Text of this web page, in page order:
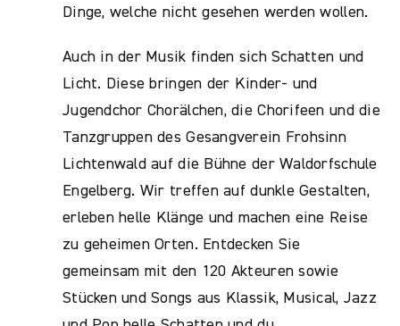
Dinge, welche nicht gesehen werden wollen.
Auch in der Musik finden sich Schatten und
Licht. Diese bringen der Kinder- und
Jugendchor Chorälchen, die Chorifeen und die
Tanzgruppen des Gesangverein Frohsinn
Lichtenwald auf die Bühne der Waldorfschule
Engelberg. Wir treffen auf dunkle Gestalten,
erleben helle Klänge und machen eine Reise
zu geheimen Orten. Entdecken Sie
gemeinsam mit den 120 Akteuren sowie
Stücken und Songs aus Klassik, Musical, Jazz